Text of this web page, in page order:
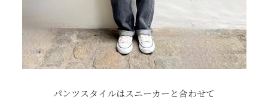
パンツスタイルはスニーカーと合わせて